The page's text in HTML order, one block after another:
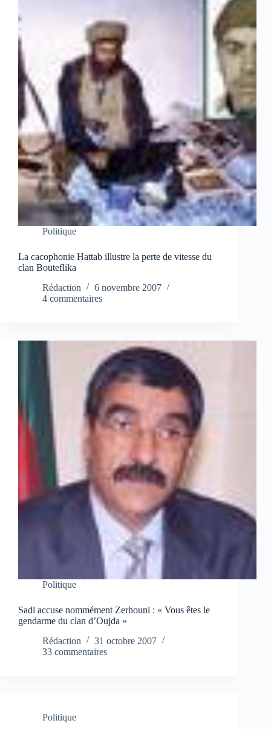
Politique
La cacophonie Hattab illustre la perte de vitesse du
clan Bouteflika
Rédaction
6 novembre 2007
4 commentaires
Politique
Sadi accuse nommément Zerhouni : « Vous êtes le
gendarme du clan d’Oujda »
Rédaction
31 octobre 2007
33 commentaires
Politique